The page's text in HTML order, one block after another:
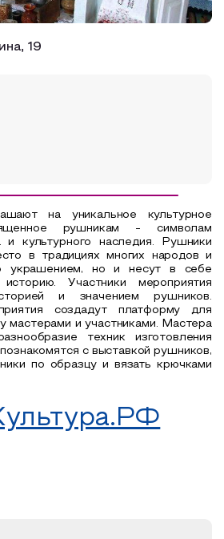
19
на уникальное культурное
рушникам - символам
и культурного наследия. Рушники
в традициях многих народов и
украшением, но и несут в себе
Участники мероприятия
и значением рушников.
создадут платформу для
мастерами и участниками. Мастера
техник изготовления
с выставкой рушников,
по образцу и вязать крючками